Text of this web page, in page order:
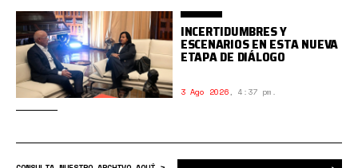
INCERTIDUMBRES Y
ESCENARIOS EN ESTA NUEVA
ETAPA DE DIÁLOGO
3 Ago 2026, 4:37 pm.